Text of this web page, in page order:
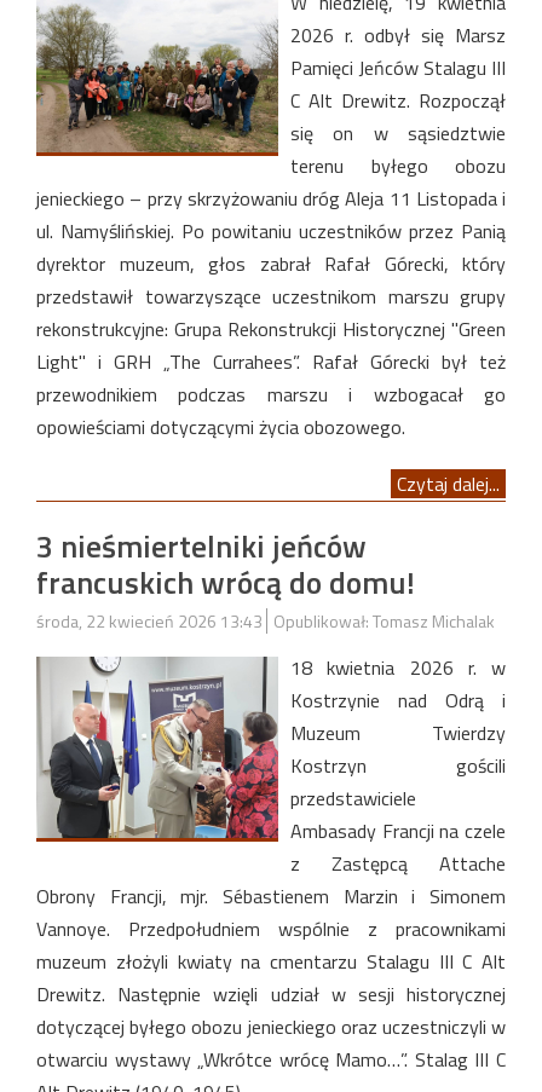
2026 r. odbył się Marsz
Pamięci Jeńców Stalagu III
C Alt Drewitz. Rozpoczął
się on w sąsiedztwie
terenu byłego obozu
jenieckiego – przy skrzyżowaniu dróg Aleja 11 Listopada i
ul. Namyślińskiej. Po powitaniu uczestników przez Panią
dyrektor muzeum, głos zabrał Rafał Górecki, który
przedstawił towarzyszące uczestnikom marszu grupy
rekonstrukcyjne: Grupa Rekonstrukcji Historycznej "Green
Light" i GRH „The Currahees”. Rafał Górecki był też
przewodnikiem podczas marszu i wzbogacał go
opowieściami dotyczącymi życia obozowego.
Czytaj dalej...
3 nieśmiertelniki jeńców
francuskich wrócą do domu!
środa, 22 kwiecień 2026 13:43 Opublikował: Tomasz Michalak
18 kwietnia 2026 r. w
Kostrzynie nad Odrą i
Muzeum Twierdzy
Kostrzyn gościli
przedstawiciele
Ambasady Francji na czele
z Zastępcą Attache
Obrony Francji, mjr. Sébastienem Marzin i Simonem
Vannoye. Przedpołudniem wspólnie z pracownikami
muzeum złożyli kwiaty na cmentarzu Stalagu III C Alt
Drewitz. Następnie wzięli udział w sesji historycznej
dotyczącej byłego obozu jenieckiego oraz uczestniczyli w
otwarciu wystawy „Wkrótce wrócę Mamo…”. Stalag III C